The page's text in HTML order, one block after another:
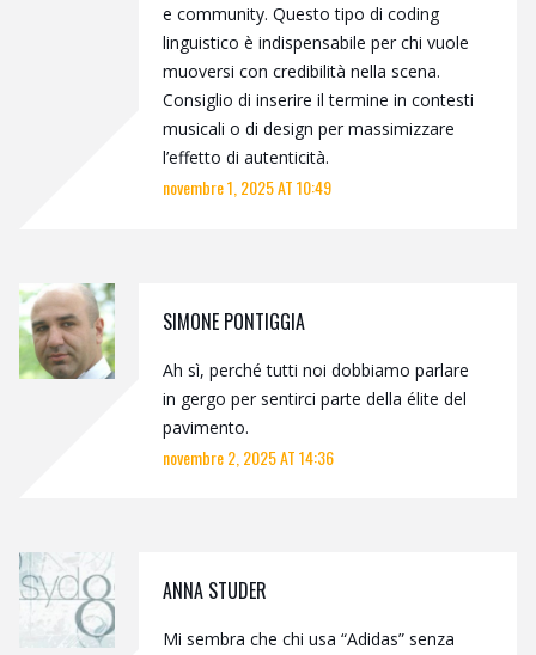
e community. Questo tipo di coding
linguistico è indispensabile per chi vuole
muoversi con credibilità nella scena.
Consiglio di inserire il termine in contesti
musicali o di design per massimizzare
l’effetto di autenticità.
novembre 1, 2025 AT 10:49
SIMONE PONTIGGIA
Ah sì, perché tutti noi dobbiamo parlare
in gergo per sentirci parte della élite del
pavimento.
novembre 2, 2025 AT 14:36
ANNA STUDER
Mi sembra che chi usa “Adidas” senza